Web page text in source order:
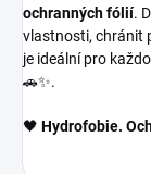
ochranných fólií.
vlastnosti, chránit
je ideální pro
🚗✨.
🖤 Hydrofobie.